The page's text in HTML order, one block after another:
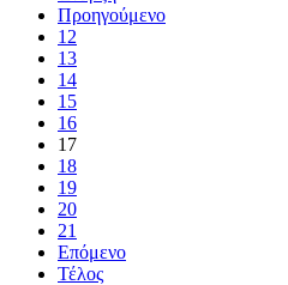
Προηγούμενο
12
13
14
15
16
17
18
19
20
21
Επόμενο
Τέλος